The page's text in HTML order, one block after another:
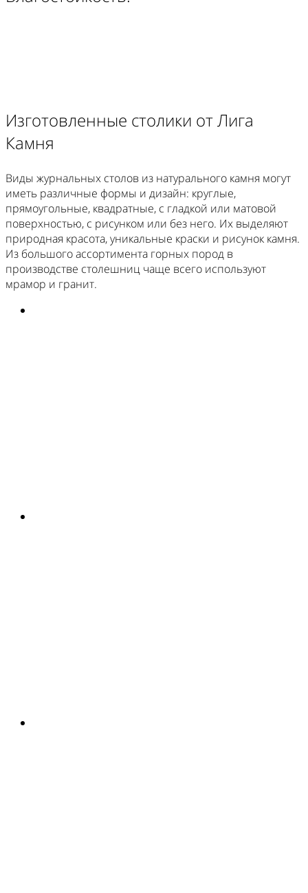
Изготовленные столики от Лига
Камня
Виды журнальных столов из натурального камня могут
иметь различные формы и дизайн: круглые,
прямоугольные, квадратные, с гладкой или матовой
поверхностью, с рисунком или без него. Их выделяют
природная красота, уникальные краски и рисунок камня.
Из большого ассортимента горных пород в
производстве столешниц чаще всего используют
мрамор и гранит.